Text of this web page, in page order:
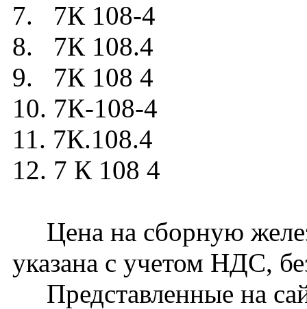
7. 7К 108-4
8. 7К 108.4
9. 7К 108 4
10. 7К-108-4
11. 7К.108.4
12. 7 К 108 4
Цена на сборную
указана с учетом НДС,
Представленные на